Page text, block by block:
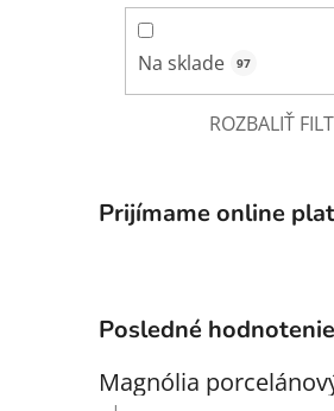
Na sklade 97
ROZBALIŤ
Prijímame online
Posledné
Magnólia